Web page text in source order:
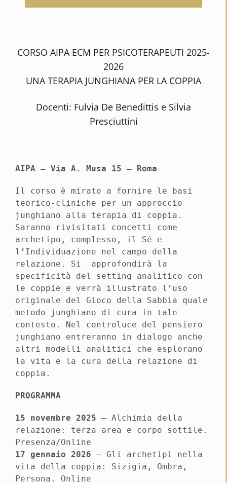
CORSO AIPA ECM PER PSICOTERAPEUTI 2025-
2026
UNA TERAPIA JUNGHIANA PER LA COPPIA
Docenti: Fulvia De Benedittis e Silvia
Presciuttini
AIPA – Via A. Musa 15 – Roma
Il corso è mirato a fornire le basi
teorico-cliniche per un approccio
junghiano alla terapia di coppia.
Saranno rivisitati concetti come
archetipo, complesso, il Sé e
l’Individuazione nel campo della
relazione. Si approfondirà la
specificità del setting analitico con
le coppie e verrà illustrato l’uso
originale del Gioco della Sabbia quale
metodo junghiano di cura in tale
contesto. Nel controluce del pensiero
junghiano entreranno in dialogo anche
altri modelli analitici che esplorano
la vita e la cura della relazione di
coppia.
PROGRAMMA
15 novembre 2025 – Alchimia della
relazione: terza area e corpo sottile.
Presenza/Online
17 gennaio 2026 – Gli archetipi nella
vita della coppia: Sizigia, Ombra,
Persona. Online